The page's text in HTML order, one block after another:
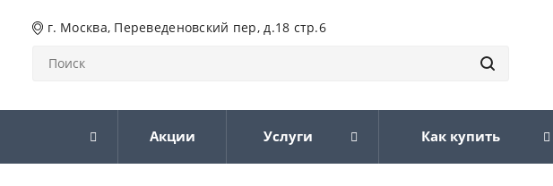
г. Москва, Переведеновский пер, д.18 стр.6
Акции Услуги Как купить